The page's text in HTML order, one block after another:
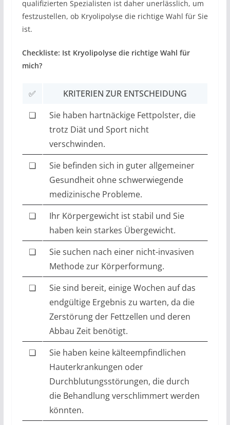
qualifizierten Spezialisten ist daher unerlässlich, um
festzustellen, ob Kryolipolyse die richtige Wahl für Sie
ist.
Checkliste: Ist Kryolipolyse die richtige Wahl für
mich?
✅
KRITERIEN ZUR ENTSCHEIDUNG
❏
Sie haben hartnäckige Fettpolster, die
trotz Diät und Sport nicht
verschwinden.
❏
Sie befinden sich in guter allgemeiner
Gesundheit ohne schwerwiegende
medizinische Probleme.
❏
Ihr Körpergewicht ist stabil und Sie
haben kein starkes Übergewicht.
❏
Sie suchen nach einer nicht-invasiven
Methode zur Körperformung.
❏
Sie sind bereit, einige Wochen auf das
endgültige Ergebnis zu warten, da die
Zerstörung der Fettzellen und deren
Abbau Zeit benötigt.
❏
Sie haben keine kälteempfindlichen
Hauterkrankungen oder
Durchblutungsstörungen, die durch
die Behandlung verschlimmert werden
könnten.